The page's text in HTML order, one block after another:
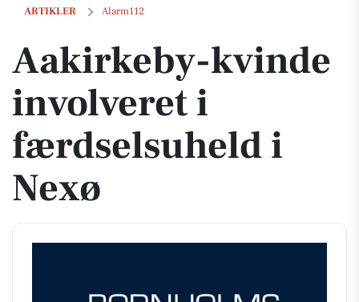
ARTIKLER Alarm112
Aakirkeby-kvinde involveret i færdselsuheld i Nexø
Aakirkeby-kvinde
involveret i
færdselsuheld i
Nexø